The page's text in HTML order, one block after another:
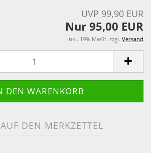
UVP 99,90 EUR
Nur 95,00 EUR
inkl. 19% MwSt. zzgl. Versand
AUF DEN MERKZETTEL